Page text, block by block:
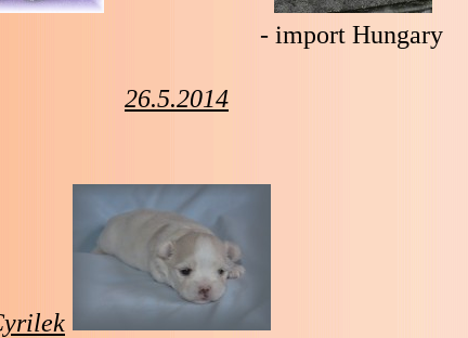
- import Hungary
26.5.2014